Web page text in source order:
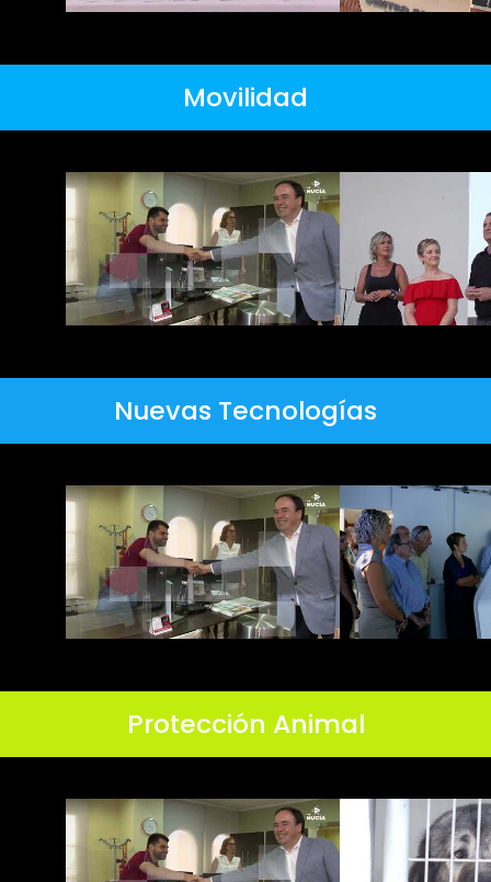
Movilidad
Nuevas Tecnologías
Protección Animal